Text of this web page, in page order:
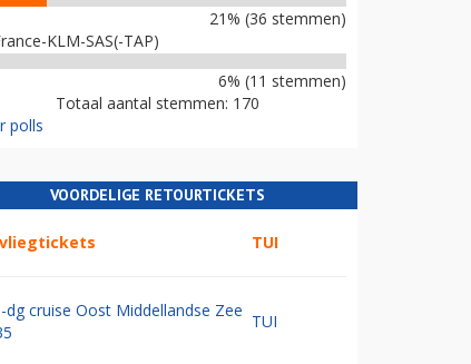
21% (36 stemmen)
KLM-SAS(-TAP)
6% (11 stemmen)
Totaal aantal stemmen: 170
polls
VOORDELIGE RETOURTICKETS
TUI
dg cruise Oost Middellandse Zee
TUI